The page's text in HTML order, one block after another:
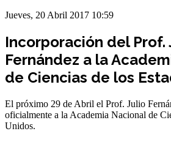
Jueves, 20 Abril 2017 10:59
Incorporación del Prof.
Fernández a la
de Ciencias de los
El próximo 29 de Abril el Prof. Julio
oficialmente a la Academia Nacional de
Unidos.